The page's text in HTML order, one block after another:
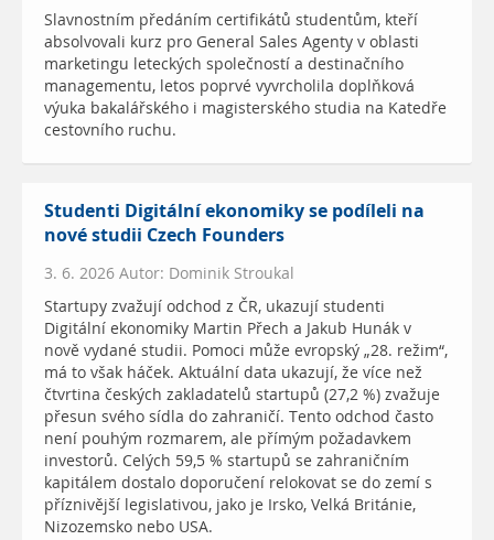
Slavnostním předáním certifikátů studentům, kteří
absolvovali kurz pro General Sales Agenty v oblasti
marketingu leteckých společností a destinačního
managementu, letos poprvé vyvrcholila doplňková
výuka bakalářského i magisterského studia na Katedře
cestovního ruchu.
Studenti Digitální ekonomiky se podíleli na
nové studii Czech Founders
3. 6. 2026 Autor: Dominik Stroukal
Startupy zvažují odchod z ČR, ukazují studenti
Digitální ekonomiky Martin Přech a Jakub Hunák v
nově vydané studii. Pomoci může evropský „28. režim“,
má to však háček. Aktuální data ukazují, že více než
čtvrtina českých zakladatelů startupů (27,2 %) zvažuje
přesun svého sídla do zahraničí. Tento odchod často
není pouhým rozmarem, ale přímým požadavkem
investorů. Celých 59,5 % startupů se zahraničním
kapitálem dostalo doporučení relokovat se do zemí s
příznivější legislativou, jako je Irsko, Velká Británie,
Nizozemsko nebo USA.